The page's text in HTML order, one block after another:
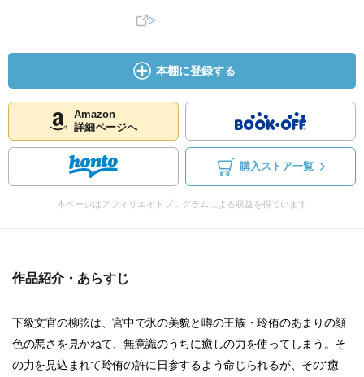
本棚に登録する
Amazon
詳細ページへ
購入ストア一覧
本ページはアフィリエイトプログラムによる収益を得ています
作品紹介・あらすじ
下級文官の柳弦は、宮中で氷の美貌と噂の王族・玲侑のあまりの顔
色の悪さを見かねて、無意識のうちに癒しの力を使ってしまう。そ
の力を見込まれて玲侑の許に日参するよう命じられるが、その“癒